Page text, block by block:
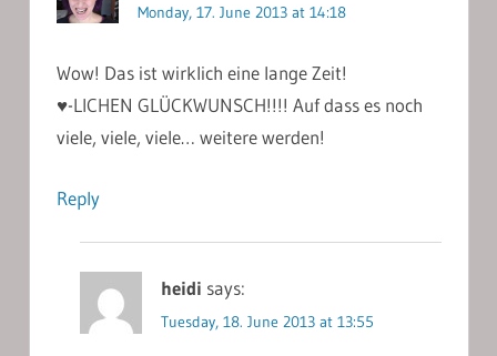
Monday, 17. June 2013 at 14:18
Wow! Das ist wirklich eine lange Zeit!
♥-LICHEN GLÜCKWUNSCH!!!! Auf dass es noch
viele, viele, viele… weitere werden!
Reply
heidi says:
Tuesday, 18. June 2013 at 13:55